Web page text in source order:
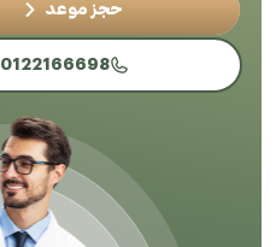
حجز موعد
0122166698